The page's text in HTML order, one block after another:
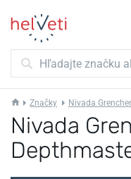
Značky Nivada
Nivada